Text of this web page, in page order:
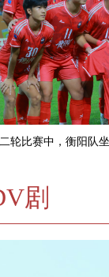
二轮‌比赛中，‌衡阳队
剧